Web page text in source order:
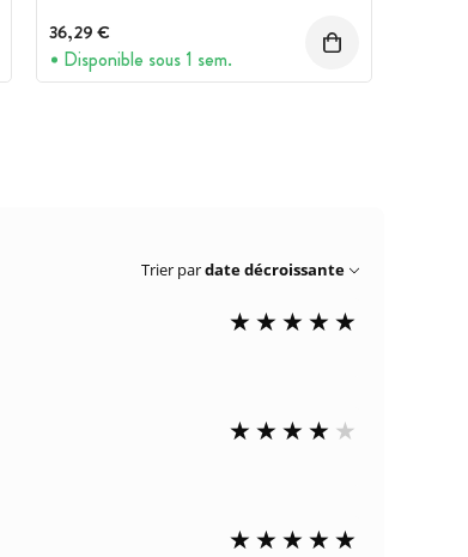
36,29 €
Disponible sous 1 sem.
Trier pardate décroissante